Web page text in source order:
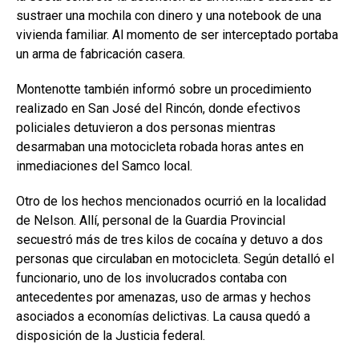
sustraer una mochila con dinero y una notebook de una
vivienda familiar. Al momento de ser interceptado portaba
un arma de fabricación casera.
Montenotte también informó sobre un procedimiento
realizado en San José del Rincón, donde efectivos
policiales detuvieron a dos personas mientras
desarmaban una motocicleta robada horas antes en
inmediaciones del Samco local.
Otro de los hechos mencionados ocurrió en la localidad
de Nelson. Allí, personal de la Guardia Provincial
secuestró más de tres kilos de cocaína y detuvo a dos
personas que circulaban en motocicleta. Según detalló el
funcionario, uno de los involucrados contaba con
antecedentes por amenazas, uso de armas y hechos
asociados a economías delictivas. La causa quedó a
disposición de la Justicia federal.